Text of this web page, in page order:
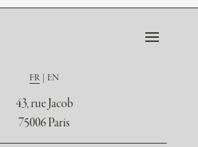
FR EN
43, rue Jacob
75006 Paris